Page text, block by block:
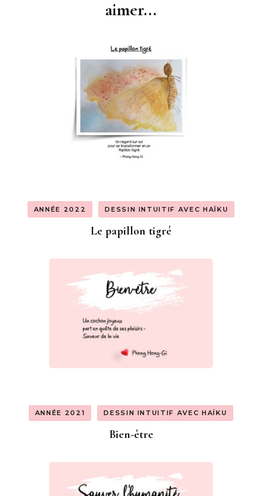
aimer...
ANNÉE 2022 DESSIN INTUITIF AVEC HAÏKU
Le papillon tigré
ANNÉE 2021 DESSIN INTUITIF AVEC HAÏKU
Bien-être